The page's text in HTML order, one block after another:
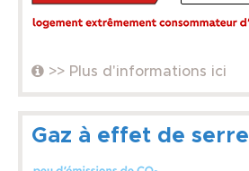
>> Plus d'informations ici
Gaz à effet de serre